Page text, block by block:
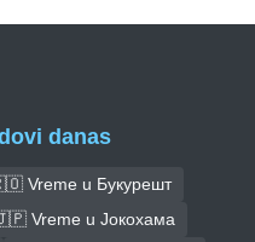
danas
Vreme u Букурешт
Vreme u Јокохама